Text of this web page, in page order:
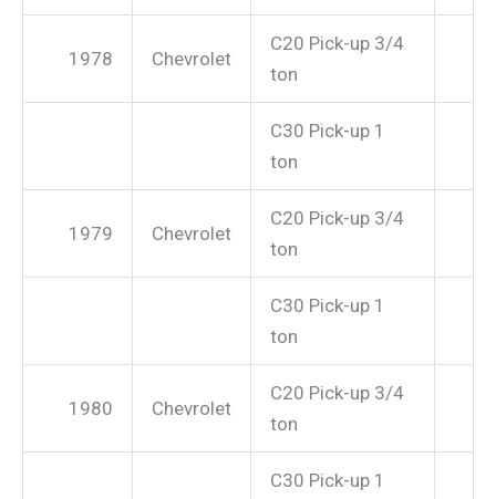
1978 Chevrolet
C20 Pick-up 3/4
ton
C30 Pick-up 1
ton
1979 Chevrolet
C20 Pick-up 3/4
ton
C30 Pick-up 1
ton
1980 Chevrolet
C20 Pick-up 3/4
ton
C30 Pick-up 1